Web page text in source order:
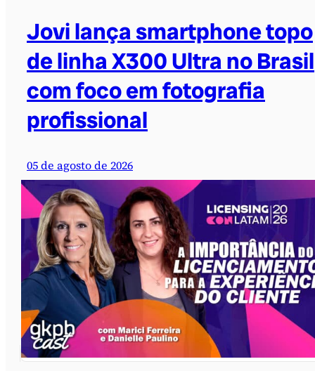
Jovi lança smartphone topo
de linha X300 Ultra no Brasil
com foco em fotografia
profissional
05 de agosto de 2026